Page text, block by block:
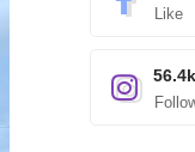
Like
56.4k